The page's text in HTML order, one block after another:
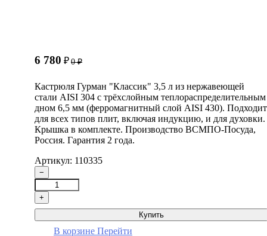
6 780 ₽ 0 ₽
Кастрюля Гурман "Классик" 3,5 л из нержавеющей
стали AISI 304 с трёхслойным теплораспределительным
дном 6,5 мм (ферромагнитный слой AISI 430). Подходит
для всех типов плит, включая индукцию, и для духовки.
Крышка в комплекте. Производство ВСМПО-Посуда,
Россия. Гарантия 2 года.
Артикул: 110335
−
+
Купить
В корзине Перейти